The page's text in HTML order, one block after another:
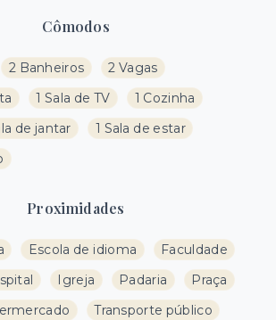
Cômodos
2 Banheiros
2 Vagas
1 Sala de TV
1 Cozinha
de jantar
1 Sala de estar
Proximidades
Escola de idioma
Faculdade
Igreja Padaria
Praça
Transporte público